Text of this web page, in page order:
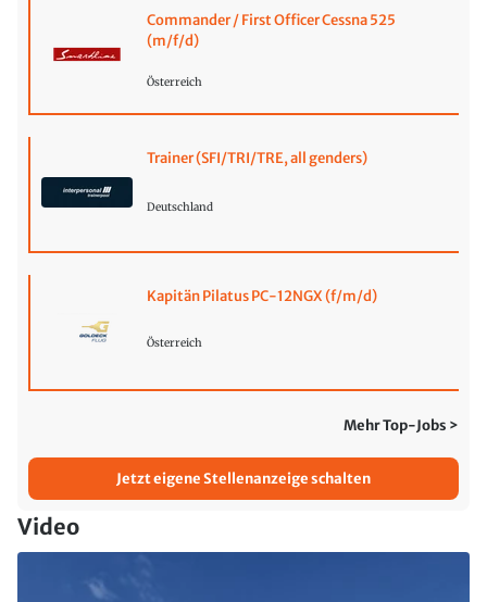
Commander / First Officer Cessna 525
(m/f/d)
Österreich
Trainer (SFI/TRI/TRE, all genders)
Deutschland
Kapitän Pilatus PC-12NGX (f/m/d)
Österreich
Mehr Top-Jobs >
Jetzt eigene Stellenanzeige schalten
Video